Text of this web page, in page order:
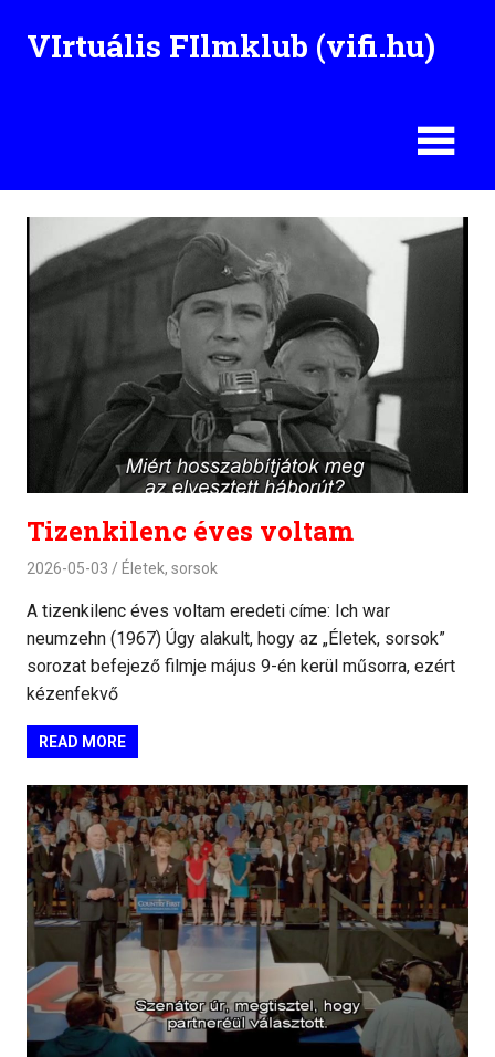
VIrtuális FIlmklub (vifi.hu)
Tizenkilenc éves voltam
2026-05-03 Életek, sorsok
A tizenkilenc éves voltam eredeti címe: Ich war
neumzehn (1967) Úgy alakult, hogy az „Életek, sorsok”
sorozat befejező filmje május 9-én kerül műsorra, ezért
kézenfekvő
READ MORE